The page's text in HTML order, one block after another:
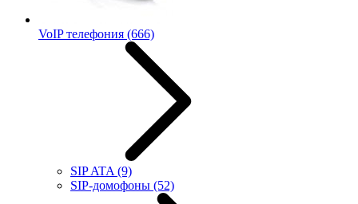
VoIP телефония (666)
SIP ATA (9)
SIP-домофоны (52)